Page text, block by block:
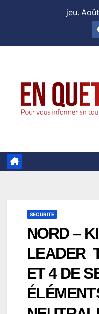
jeu.
SECURITE
NORD –
LEADER
ET 4 DE